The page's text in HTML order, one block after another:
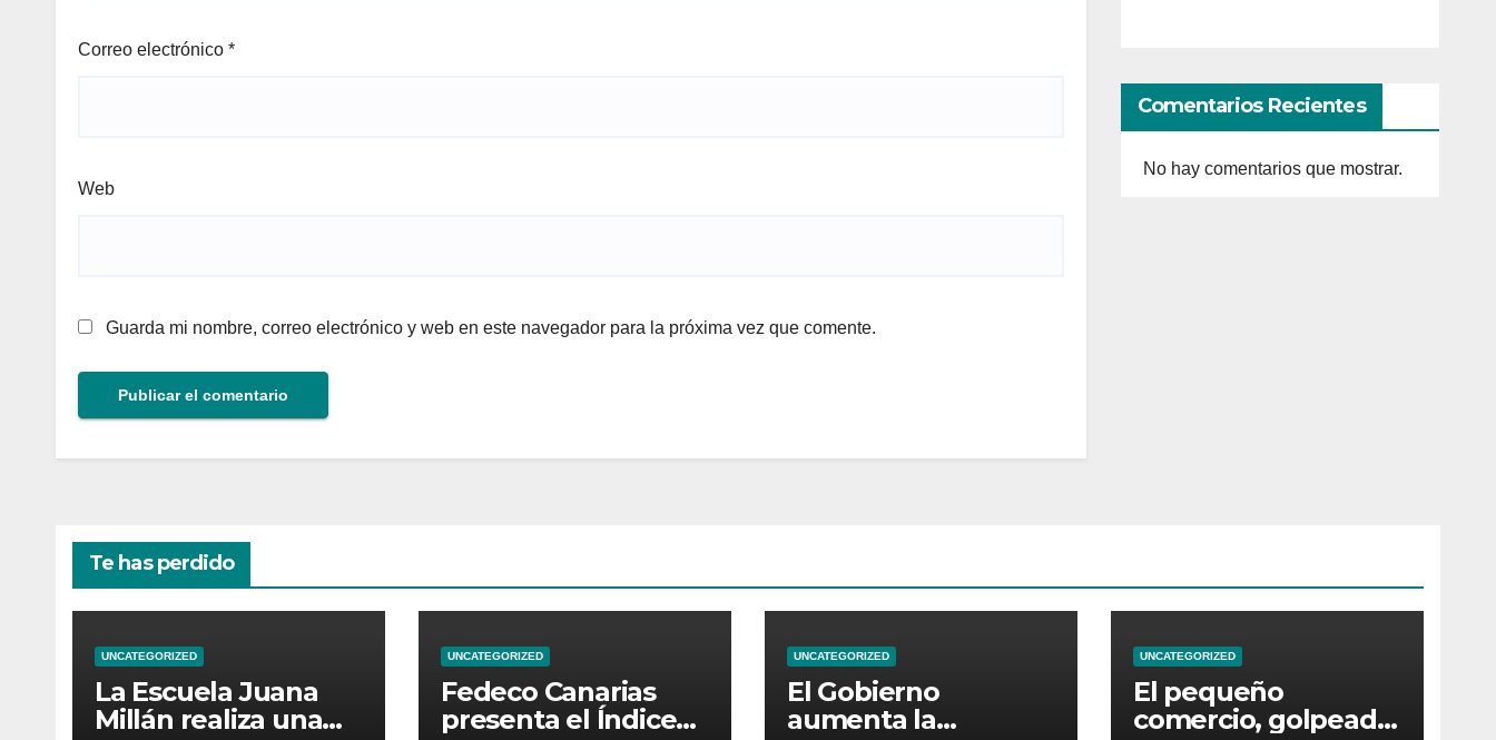
Correo electrónico *
Web
Guarda mi nombre, correo electrónico y web en este navegador para la próxima vez que comente.
Comentarios Recientes
No hay comentarios que mostrar.
Te has perdido
UNCATEGORIZED
La Escuela Juana
Millán realiza una
UNCATEGORIZED
Fedeco Canarias
presenta el Índice
UNCATEGORIZED
El Gobierno
aumenta la
UNCATEGORIZED
El pequeño
comercio, golpeado